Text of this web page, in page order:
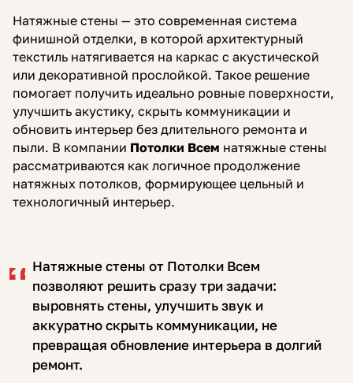
Натяжные стены — это современная система
финишной отделки, в которой архитектурный
текстиль натягивается на каркас с акустической
или декоративной прослойкой. Такое решение
помогает получить идеально ровные поверхности,
улучшить акустику, скрыть коммуникации и
обновить интерьер без длительного ремонта и
пыли. В компании Потолки Всем натяжные стены
рассматриваются как логичное продолжение
натяжных потолков, формирующее цельный и
технологичный интерьер.
Натяжные стены от Потолки Всем
позволяют решить сразу три задачи:
выровнять стены, улучшить звук и
аккуратно скрыть коммуникации, не
превращая обновление интерьера в долгий
ремонт.